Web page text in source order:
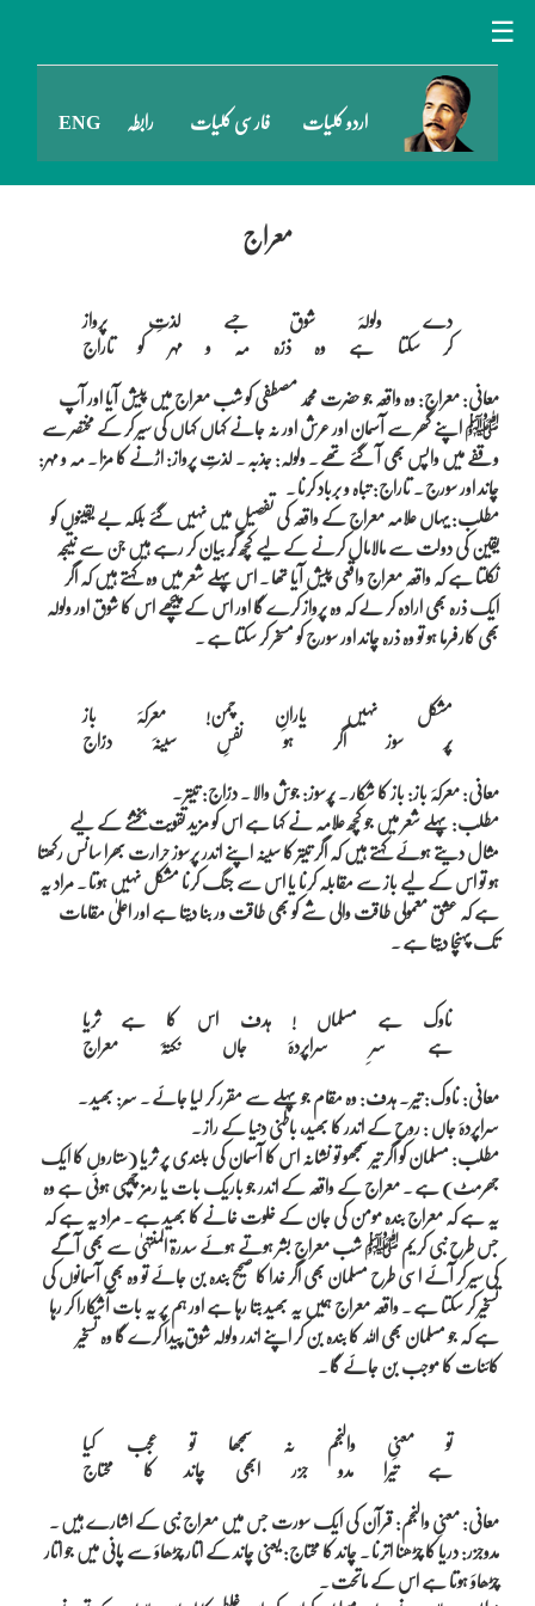
☰
اردو کلیات فارسی کلیات رابطہ ENG
معراج
دے ولولہَ شوق جسے لذتِ پرواز
کر سکتا ہے وہ ذرّہ مَہ و مہر کو تاراج
معانی: معراج: وہ واقعہ جو حضرت محمد مصطفی کو شب معراج میں پیش آیا اور آپ
ﷺ اپنے گھر سے آسمان اور عرش اور نہ جانے کہاں کہاں کی سیر کر کے مختصر سے
وقفے میں واپس بھی آ گئے تھے ۔ ولولہ: جذبہ ۔ لذتِ پرواز: اڑنے کا مزا ۔ مہ و مہر:
چاند اور سورج ۔ تاراج: تباہ و برباد کرنا ۔
مطلب: یہاں علامہ معراج کے واقعہ کی تفصیل میں نہیں گئے بلکہ بے یقینوں کو
یقین کی دولت سے مالامال کرنے کے لیے کچھ گُر بیان کر رہے ہیں جن سے نتیجہ
نکلتا ہے کہ واقعہ معراج واقعی پیش آیا تھا ۔ اس پہلے شعر میں وہ کہتے ہیں کہ اگر
ایک ذرہ بھی ارادہ کر لے کہ وہ پرواز کرے گا اور اس کے پیچھے اس کا شوق اور ولولہ
بھی کارفرما ہو تو وہ ذرہ چاند اور سورج کو مسخر کر سکتا ہے ۔
مشکل نہیں یارانِ چمن! معرکہَ باز
معانی: معرکہَ باز: باز کا شکار ۔ پُرسوز: جوش والا ۔ درّاج: تیتر ۔
مطلب: پہلے شعر میں جو کچھ علامہ نے کہا ہے اس کو مزید تقویت بخشنے کے لیے
مثال دیتے ہوئے کہتے ہیں کہ اگر تیتر کا سینہ اپنے اندر پرسوز حرارت بھرا سانس رکھتا
ہو تو اس کے لیے باز سے مقابلہ کرنا یا اس سے جنگ کرنا مشکل نہیں ہوتا ۔ مراد یہ
ہے کہ عشق معمولی طاقت والی شے کو بھی طاقت ور بنا دیتا ہے اور اعلیٰ مقامات
تک پہنچا دیتا ہے ۔
ناوک ہے مسلماں ! ہدف اس کا ہے ثریا
معانی: ناوک: تیر ۔ ہدف: وہ مقام جو پہلے سے مقرر کر لیا جائے ۔ سِر: بھید ۔
سراپردہَ جاں : روح کے اندر کا بھید، باطنی دنیا کے راز ۔
مطلب: مسلمان کو اگر تیر سمجھو تو نشانہ اس کا آسمان کی بلندی پر ثریا (ستاروں کا ایک
جھرمٹ) ہے ۔ معراج کے واقعہ کے اندر جو باریک بات یا رمز چھپی ہوئی ہے وہ
یہ ہے کہ معراج بندہ مومن کی جان کے خلوت خانے کا بھید ہے ۔ مراد یہ ہے کہ
جس طرح نبی کریم ﷺ شب معراج بشر ہوتے ہوئے سدرۃ المنتہیٰ سے بھی آگے
کی سیر کر آئے اسی طرح مسلمان بھی اگر خدا کا صحیح بندہ بن جائے تو وہ بھی آسمانوں کی
تسخیر کر سکتا ہے ۔ واقعہ معراج ہمیں یہ بھید بتا رہا ہے اور ہم پر یہ بات آشکارا کر رہا
ہے کہ جو مسلمان بھی اللہ کا بندہ بن کر اپنے اندر ولولہ شوق پیدا کرے گا وہ تسخیر
کائنات کا موجب بن جائے گا ۔
تو معنیِ والنجم نہ سمجھا تو عجب کیا
معانی: معنیِ والنجم: قرآن کی ایک سورت جس میں معراج نبی کے اشارے ہیں ۔
مدوجزر: دریا کا چڑھنا اترنا ۔ چاند کا محتاج: یعنی چاند کے اتار چڑھاوَ سے پانی میں جو اتار
چڑھاوَ ہوتا ہے اس کے ماتحت ۔